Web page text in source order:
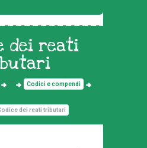
dei reati
Codici e compendi
dei reati tributari